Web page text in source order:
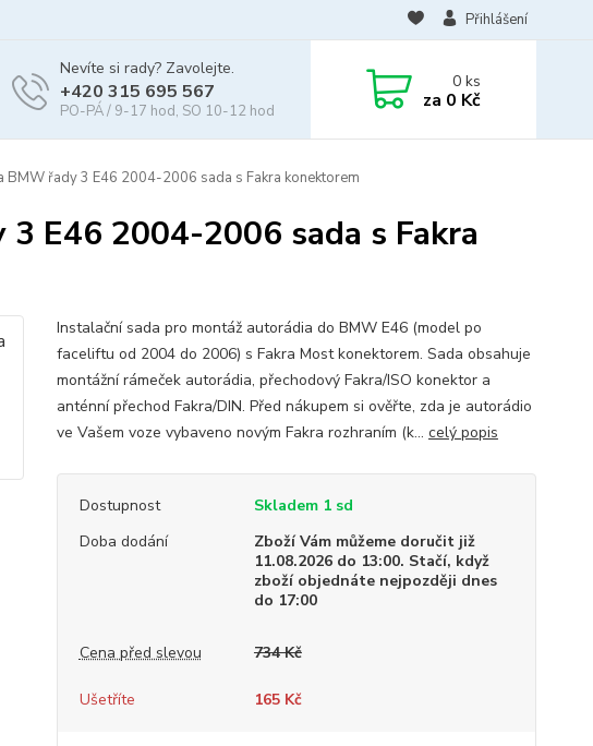
Přihlášení
Nevíte si rady? Zavolejte.
+420 315 695 567
PO-PÁ / 9-17 hod, SO 10-12 hod
0ks
za 0 Kč
BMW řady 3 E46 2004-2006 sada s Fakra konektorem
E46 2004-2006 sada s Fakra
Instalační sada pro montáž autorádia do BMW E46 (model po
faceliftu od 2004 do 2006) s Fakra Most konektorem. Sada obsahuje
montážní rámeček autorádia, přechodový Fakra/ISO konektor a
anténní přechod Fakra/DIN. Před nákupem si ověřte, zda je autorádio
ve Vašem voze vybaveno novým Fakra rozhraním (k... celý popis
Dostupnost
Skladem 1 sd
Doba dodání
Zboží Vám můžeme doručit již
11.08.2026 do 13:00. Stačí, když
zboží objednáte nejpozději dnes
do 17:00
Cena před slevou 734 Kč
Ušetříte 165 Kč